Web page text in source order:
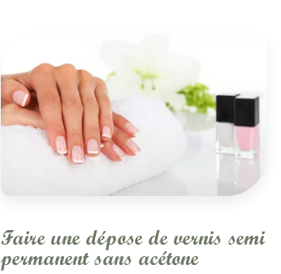
Faire une dépose de vernis semi
permanent sans acétone